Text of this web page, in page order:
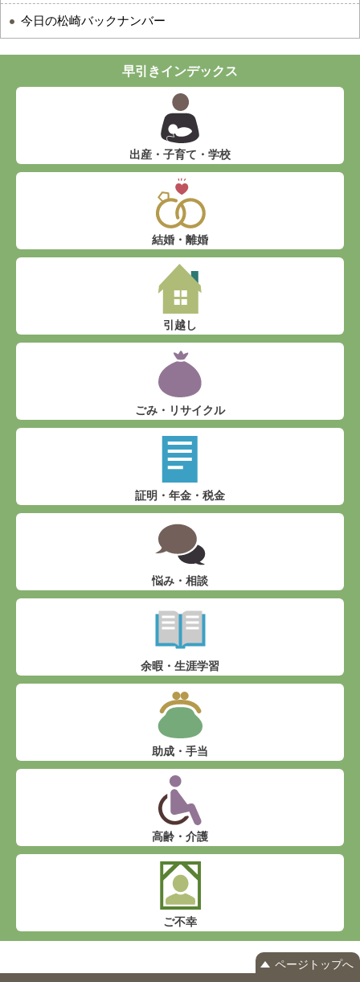
今日の松崎バックナンバー
早引きインデックス
出産・子育て・学校
結婚・離婚
引越し
ごみ・リサイクル
証明・年金・税金
悩み・相談
余暇・生涯学習
助成・手当
高齢・介護
ご不幸
ページトップへ